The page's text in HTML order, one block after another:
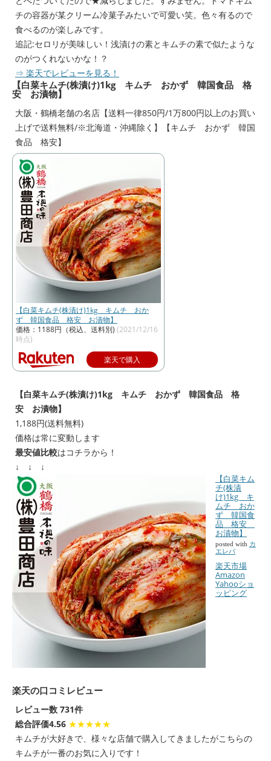
チの容器が某クリーム冷菓子みたいで可愛い笑。色々有るので
食べるのが楽しみです。
追記:セロリが美味しい！浅漬けの素とキムチの素で似たような
のがつくれないかな！？
⇒ 楽天でレビューを見る！
【白菜キムチ(株漬け)1kg キムチ おかず 韓国食品 格
安 お漬物】
大阪・鶴橋老舗の名店【送料一律850円/1万800円以上のお買い
上げで送料無料/※北海道・沖縄除く】【キムチ おかず 韓国
食品 格安】
【白菜キムチ(株漬け)1kg キムチ おか
ず 韓国食品 格安 お漬物】
価格：1188円（税込、送料別) (2021/12/16
時点)
楽天で購入
【白菜キムチ(株漬け)1kg キムチ おかず 韓国食品 格
安 お漬物】
1,188円(送料無料)
価格は常に変動します
最安値比較はコチラから！
↓ ↓ ↓
【白菜キム
チ(株漬
け)1kg キ
ムチ おか
ず 韓国食
品 格安
お漬物】
posted with カ
エレバ
楽天市場
Amazon
Yahooショ
ッピング
楽天の口コミレビュー
レビュー数 731件
総合評価4.56 ★★★★★
キムチが大好きで、様々な店舗で購入してきましたがこちらの
キムチが一番のお気に入りです！